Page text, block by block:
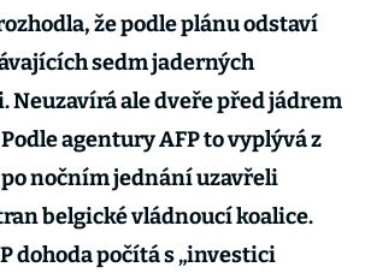
že podle plánu odstaví
sedm jaderných
Neuzavírá ale dveře před jádrem
agentury AFP to vyplývá z
nočním jednání uzavřeli
belgické vládnoucí koalice.
dohoda počítá s „investici